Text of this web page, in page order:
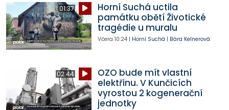
01:37
Horní Suchá uctila
památku obětí Životické
tragédie u muralu
Včera 10:24| Horní Suchá | Bára Kelnerová
02:44
OZO bude mít vlastní
elektřinu. V Kunčicích
vyrostou 2 kogenerační
jednotky